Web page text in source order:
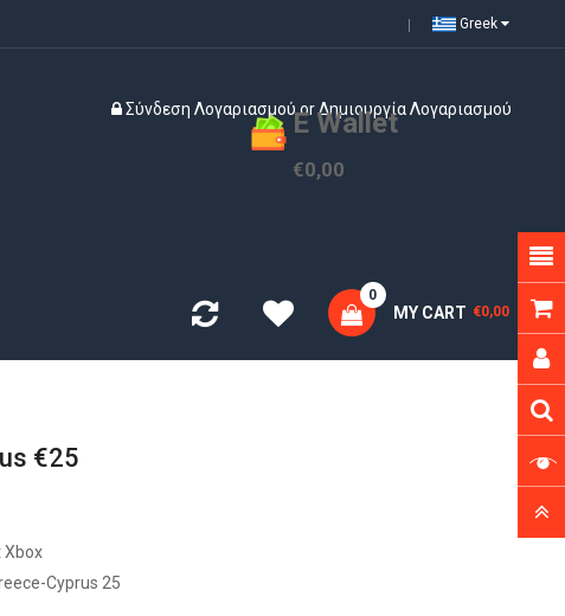
Greek
E Wallet
€0,00
Σύνδεση ΛογαριασμούorΔημιουργία Λογαριασμού
MY CART
0
€0,00
€25
Xbox
Cyprus 25